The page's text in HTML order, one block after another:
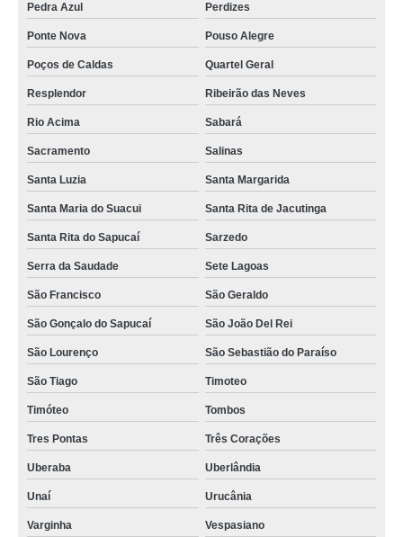
Pedra Azul Perdizes
Ponte Nova Pouso Alegre
Poços de Caldas Quartel Geral
Resplendor Ribeirão das Neves
Rio Acima Sabará
Sacramento Salinas
Santa Luzia Santa Margarida
Santa Maria do Suacui Santa Rita de Jacutinga
Santa Rita do Sapucaí Sarzedo
Serra da Saudade Sete Lagoas
São Francisco São Geraldo
São Gonçalo do Sapucaí São João Del Rei
São Lourenço São Sebastião do Paraíso
São Tiago Timoteo
Timóteo Tombos
Tres Pontas Três Corações
Uberaba Uberlândia
Unaí Urucânia
Varginha Vespasiano